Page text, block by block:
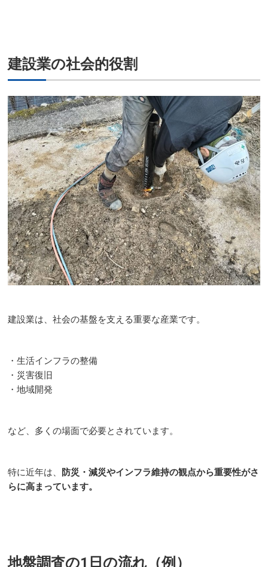
建設業の社会的役割
建設業は、社会の基盤を支える重要な産業です。
・生活インフラの整備
・災害復旧
・地域開発
など、多くの場面で必要とされています。
特に近年は、 防災・減災やインフラ維持の観点から重要性がさ
らに高まっています。
地盤調査の1日の流れ（例）